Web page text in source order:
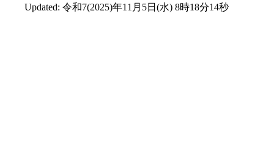
Updated: 令和7(2025)年11月5日(水) 8時18分14秒